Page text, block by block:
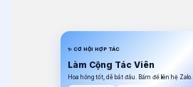
✨ CƠ HỘI HỢP TÁC
Làm Cộng Tác Viên
Hoa hồng tốt, dễ bắt đầu. Bấm để liên hệ Zalo.